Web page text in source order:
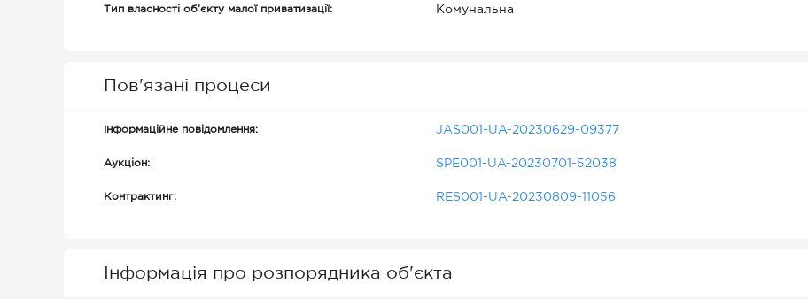
Тип власності об’єкту малої приватизації: Комунальна
Пов'язані процеси
Інформаційне повідомлення: JAS001-UA-20230629-09377
Аукціон: SPE001-UA-20230701-52038
Контрактинг: RES001-UA-20230809-11056
Інформація про розпорядника об'єкта